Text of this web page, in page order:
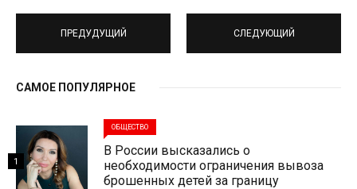
ПРЕДУДУЩИЙ СЛЕДУЮЩИЙ
САМОЕ ПОПУЛЯРНОЕ
ОБЩЕСТВО
В России высказались о
необходимости ограничения вывоза
брошенных детей за границу
1